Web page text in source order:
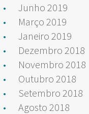
Junho 2019
Março 2019
Janeiro 2019
Dezembro 2018
Novembro 2018
Outubro 2018
Setembro 2018
Agosto 2018